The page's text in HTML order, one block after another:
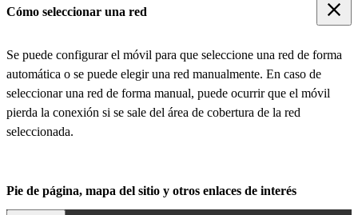
Cómo seleccionar una red
Se puede configurar el móvil para que seleccione una red de forma
automática o se puede elegir una red manualmente. En caso de
seleccionar una red de forma manual, puede ocurrir que el móvil
pierda la conexión si se sale del área de cobertura de la red
seleccionada.
Pie de página, mapa del sitio y otros enlaces de interés